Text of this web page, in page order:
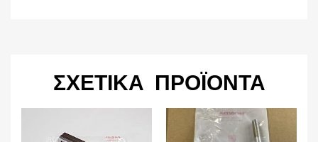
ΣΧΕΤΙΚΆ ΠΡΟΪΌΝΤΑ